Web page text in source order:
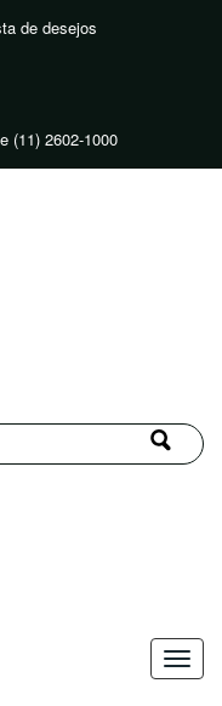
de desejos
(11) 2602-1000